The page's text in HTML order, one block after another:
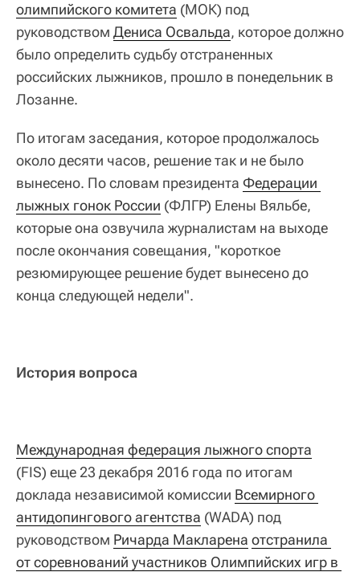
олимпийского комитета (МОК) под
руководством Дениса Освальда, которое должно
было определить судьбу отстраненных
российских лыжников, прошло в понедельник в
Лозанне.
По итогам заседания, которое продолжалось
около десяти часов, решение так и не было
вынесено. По словам президента Федерации
лыжных гонок России (ФЛГР) Елены Вяльбе,
которые она озвучила журналистам на выходе
после окончания совещания, "короткое
резюмирующее решение будет вынесено до
конца следующей недели".
История вопроса
Международная федерация лыжного спорта
(FIS) еще 23 декабря 2016 года по итогам
доклада независимой комиссии Всемирного
антидопингового агентства (WADA) под
руководством Ричарда Макларена отстранила
от соревнований участников Олимпийских игр в